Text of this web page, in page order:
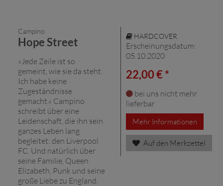
Campino
Hope Street
»Jede Zeile ist so
gemeint, wie sie da steht.
Ich habe keine
Zugeständnisse
gemacht.« Campino
schreibt über eine
Leidenschaft, die ihn sein
ganzes Leben lang
begleitet: den Liverpool
FC. Und natürlich über
seine Familie, Queen
Elizabeth, Punk und seine
große Liebe zu England.
HARDCOVER
Erscheinungsdatum:
05.10.2020
22,00 € *
bei uns nicht mehr
lieferbar
Mehr Informationen
Auf den Merkzettel